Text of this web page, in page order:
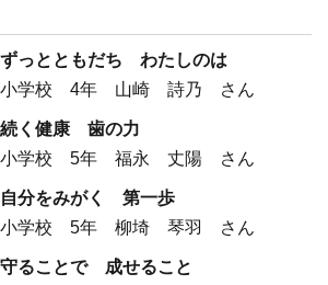
とともだち わたしのは
学校 4年 山崎 詩乃 さん
健康 歯の力
学校 5年 福永 丈陽 さん
をみがく 第一歩
学校 5年 柳埼 琴羽 さん
ことで 成せること